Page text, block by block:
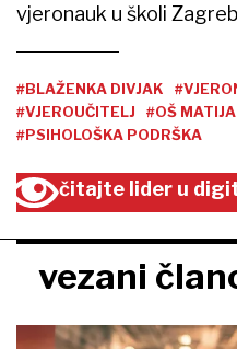
vjeronauk u školi
#BLAŽENKA DIVJAK
#VJEROUČITELJ
#OŠ
#PSIHOLOŠKA PODRŠKA
čitajte lider u
vezani